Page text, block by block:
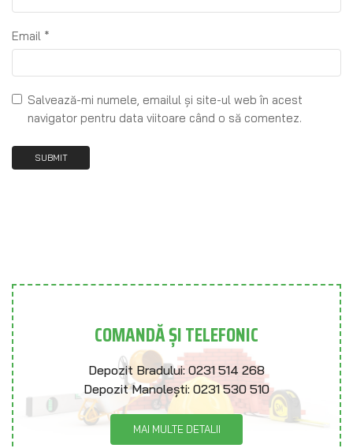
Email *
Salvează-mi numele, emailul și site-ul web în acest
navigator pentru data viitoare când o să comentez.
COMANDĂ ȘI TELEFONIC
Depozit Bradului: 0231 514 268
Depozit Manolești: 0231 530 510
MAI MULTE DETALII